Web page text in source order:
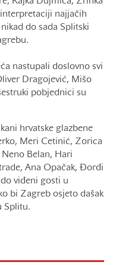
najjačih
do sada Splitski
nastupali doslovno svi
Dragojević, Mišo
pobjednici su
hrvatske glazbene
Meri Cetinić, Zorica
Belan, Hari
Ana Opačak, Đorđi
viđeni gosti u
bi Zagreb osjeto dašak
Splitu.